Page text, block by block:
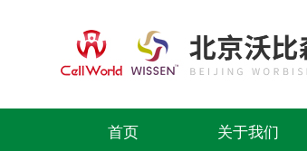
首页 关于我们